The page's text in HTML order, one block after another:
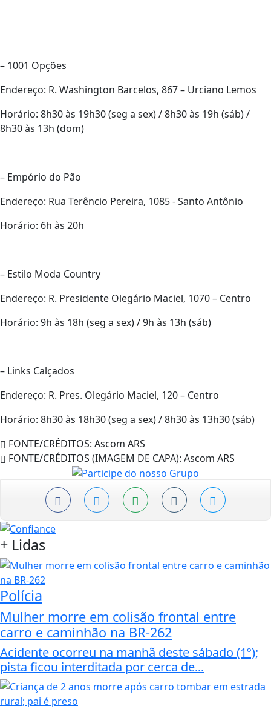
– 1001 Opções
Endereço: R. Washington Barcelos, 867 – Urciano Lemos
Horário: 8h30 às 19h30 (seg a sex) / 8h30 às 19h (sáb) /
8h30 às 13h (dom)
– Empório do Pão
Endereço: Rua Terêncio Pereira, 1085 - Santo Antônio
Horário: 6h às 20h
– Estilo Moda Country
Endereço: R. Presidente Olegário Maciel, 1070 – Centro
Horário: 9h às 18h (seg a sex) / 9h às 13h (sáb)
– Links Calçados
Endereço: R. Pres. Olegário Maciel, 120 – Centro
Horário: 8h30 às 18h30 (seg a sex) / 8h30 às 13h30 (sáb)
FONTE/CRÉDITOS: Ascom ARS
FONTE/CRÉDITOS (IMAGEM DE CAPA): Ascom ARS
+ Lidas
Polícia
Mulher morre em colisão frontal entre
carro e caminhão na BR-262
Acidente ocorreu na manhã deste sábado (1º);
pista ficou interditada por cerca de...